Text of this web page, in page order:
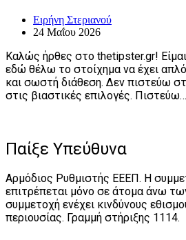
Ειρήνη Στεριανού
24 Μαΐου 2026
Καλώς ήρθες στο thetipster.gr! Είμαι
εδώ θέλω το στοίχημα να έχει
και σωστή διάθεση. Δεν πιστεύω
στις βιαστικές επιλογές. Πιστεύω…
Παίξε Υπεύθυνα
Αρμόδιος Ρυθμιστής ΕΕΕΠ. Η
επιτρέπεται μόνο σε άτομα άνω
συμμετοχή ενέχει κινδύνους
περιουσίας. Γραμμή στήριξης 1114.